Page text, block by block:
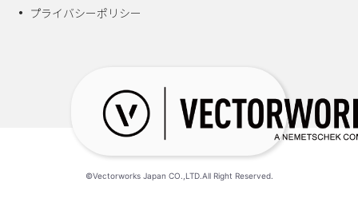
プライバシーポリシー
©Vectorworks Japan CO.,LTD.All Right Reserved.